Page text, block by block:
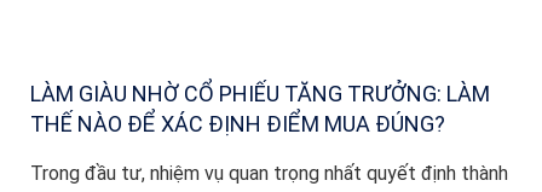
LÀM GIÀU NHỜ CỔ PHIẾU TĂNG TRƯỞNG: LÀM
THẾ NÀO ĐỂ XÁC ĐỊNH ĐIỂM MUA ĐÚNG?
Trong đầu tư, nhiệm vụ quan trọng nhất quyết định thành